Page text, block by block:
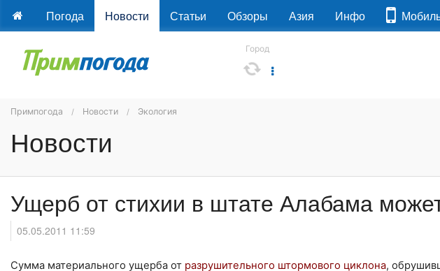
Погода Новости Статьи Обзоры Азия Инфо
Город
Примпогода Новости Экология
Новости
Ущерб от стихии в штате Алабама
05.05.2011 11:59
Сумма материального ущерба от разрушительного штормового циклона,